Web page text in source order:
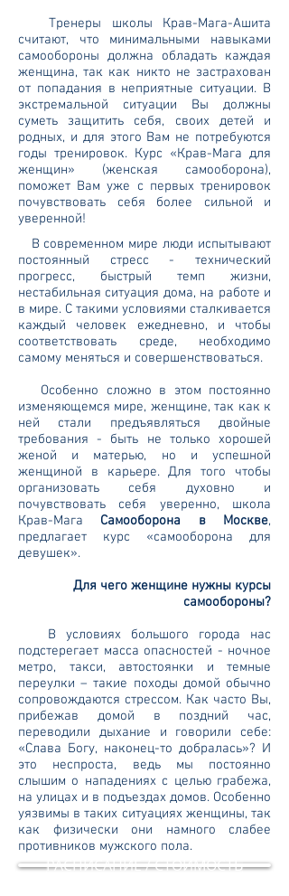
Тренеры школы Крав-Мага-Ашита
считают, что минимальными навыками
самообороны должна обладать каждая
женщина, так как никто не застрахован
от попадания в неприятные ситуации. В
экстремальной ситуации Вы должны
суметь защитить себя, своих детей и
родных, и для этого Вам не потребуются
годы тренировок. Курс «Крав-Мага для
женщин» (женская самооборона),
поможет Вам уже с первых тренировок
почувствовать себя более сильной и
уверенной!
В современном мире люди испытывают
постоянный стресс - технический
прогресс, быстрый темп жизни,
нестабильная ситуация дома, на работе и
в мире. С такими условиями сталкивается
каждый человек ежедневно, и чтобы
соответствовать среде, необходимо
самому меняться и совершенствоваться.
Особенно сложно в этом постоянно
изменяющемся мире, женщине, так как к
ней стали предъявляться двойные
требования - быть не только хорошей
женой и матерью, но и успешной
женщиной в карьере. Для того чтобы
организовать себя духовно и
почувствовать себя уверенно, школа
Крав-Мага Самооборона в Москве,
предлагает курс «самооборона для
девушек».
Для чего женщине нужны курсы
самообороны?
В условиях большого города нас
подстерегает масса опасностей - ночное
метро, такси, автостоянки и темные
переулки – такие походы домой обычно
сопровождаются стрессом. Как часто Вы,
прибежав домой в поздний час,
переводили дыхание и говорили себе:
«Слава Богу, наконец-то добралась»? И
это неспроста, ведь мы постоянно
слышим о нападениях с целью грабежа,
на улицах и в подъездах домов. Особенно
уязвимы в таких ситуациях женщины, так
как физически они намного слабее
противников мужского пола.
РАСПИСАНИЕ / СТОИМОСТЬ